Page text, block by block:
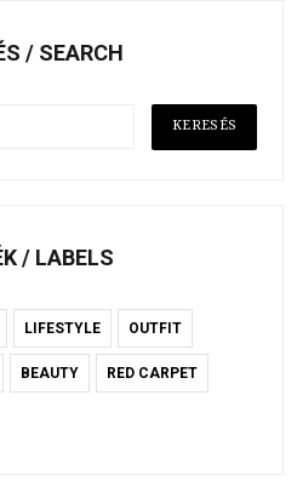
/ SEARCH
/ LABELS
LIFESTYLE OUTFIT
BEAUTY RED CARPET